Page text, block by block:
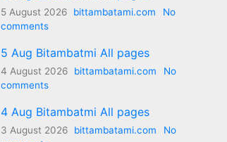
5 August 2026 bittambatami.com
No
comments
5 Aug Bitambatmi All pages
4 August 2026 bittambatami.com
No
comments
4 Aug Bitambatmi All pages
3 August 2026 bittambatami.com
No